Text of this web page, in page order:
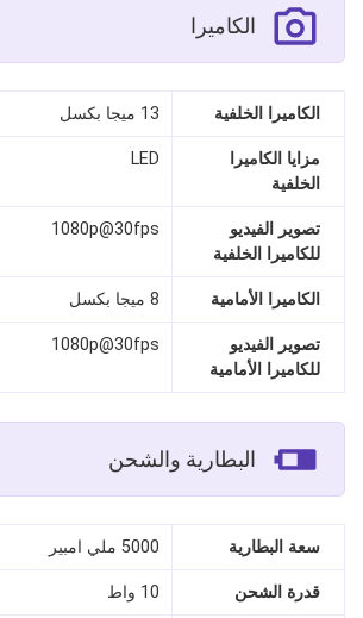
الكاميرا
الكاميرا الخلفية 13 ميجا بكسل
مزايا الكاميرا
الخلفية
LED
تصوير الفيديو
للكاميرا الخلفية
1080p@30fps
الكاميرا الأمامية 8 ميجا بكسل
تصوير الفيديو
للكاميرا الأمامية
1080p@30fps
البطارية والشحن
سعة البطارية 5000 ملي امبير
قدرة الشحن 10 واط